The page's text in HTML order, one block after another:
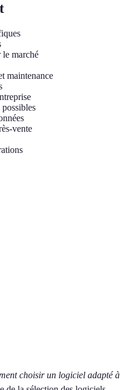
le marché
maintenance
vente
choisir un logiciel adapté à